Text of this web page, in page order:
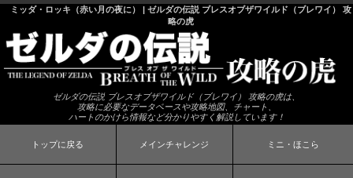
ミッダ・ロッキ（赤い月の夜に） | ゼルダの伝説 ブレスオブザワイルド（ブレワイ） 攻
略の虎
ゼルダの伝説 ブレスオブザワイルド（ブレワイ） 攻略の虎は、
攻略に必要なデータベースや攻略地図、チャート、
ハートのかけら情報など分かりやすく解説しています！
トップに戻る メインチャレンジ ミニ・ほこら